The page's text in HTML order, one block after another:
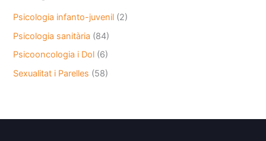
Psicologia infanto-juvenil (2)
Psicologia sanitària (84)
Psicooncologia i Dol (6)
Sexualitat i Parelles (58)